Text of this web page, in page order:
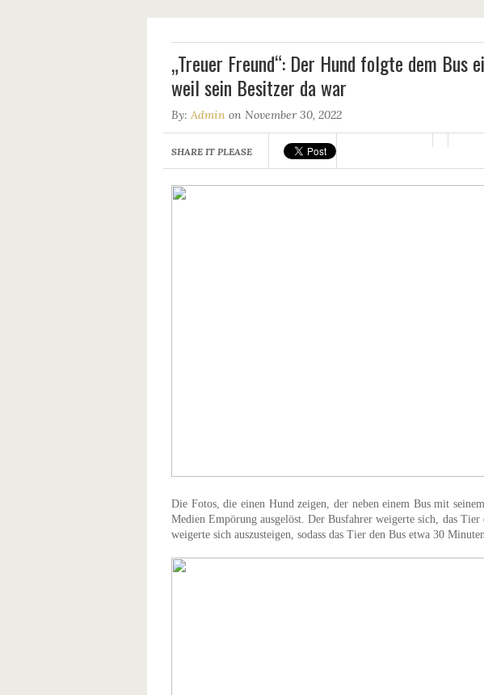
„Treuer Freund“: Der Hund folgte dem Bus
weil sein Besitzer da war
By: Admin on November 30, 2022
SHARE IT PLEASE
Die Fotos, die einen Hund zeigen, der neben einem Bus mit
Medien Empörung ausgelöst. Der Busfahrer weigerte sich, das Tier
weigerte sich auszusteigen, sodass das Tier den Bus etwa 30